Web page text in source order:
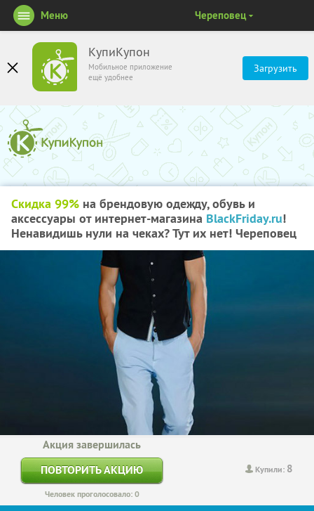
КупиКупон
Мобильное приложение
ещё удобнее
Загрузить
Меню Череповец
Скидка 99% на брендовую одежду, обувь и
аксессуары от интернет-магазина BlackFriday.ru!
Ненавидишь нули на чеках? Тут их нет! Череповец
Купили: 8
Акция завершилась
ПОВТОРИТЬ АКЦИЮ
Человек проголосовало: 0